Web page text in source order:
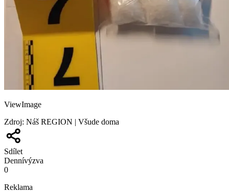
ViewImage
Zdroj: Náš REGION | Všude doma
Sdílet
Dennívýzva
0
Reklama